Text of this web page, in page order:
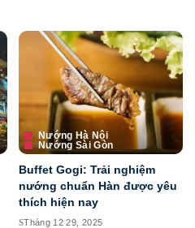
Nướng Hà Nội
Nướng Sài Gòn
Buffet Gogi: Trải nghiệm
nướng chuẩn Hàn được yêu
thích hiện nay
Tháng 12 29, 2025